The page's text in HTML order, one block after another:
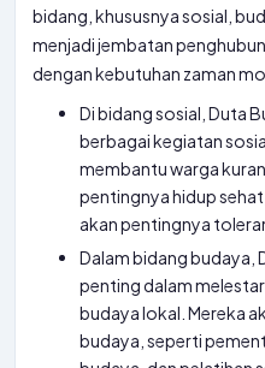
bidang, khususnya sosial,
menjadi jembatan
dengan kebutuhan zaman
Di bidang sosial, Duta
berbagai kegiatan
membantu warga
pentingnya hidup
akan pentingnya
Dalam bidang budaya,
penting dalam
budaya lokal. Mereka
budaya, seperti